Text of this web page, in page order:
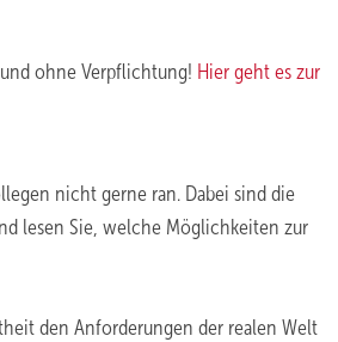
ohne Verpflichtung! Hier geht es zur
nicht gerne ran. Dabei sind die
lesen Sie, welche Möglichkeiten zur
den Anforderungen der realen Welt